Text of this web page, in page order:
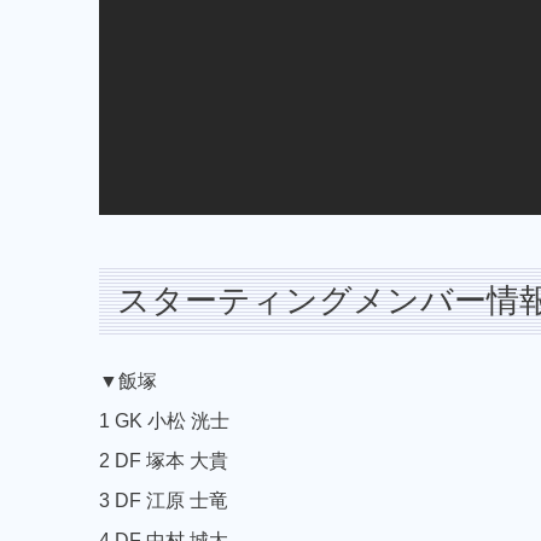
スターティングメンバー情
▼飯塚
1 GK 小松 洸士
2 DF 塚本 大貴
3 DF 江原 士竜